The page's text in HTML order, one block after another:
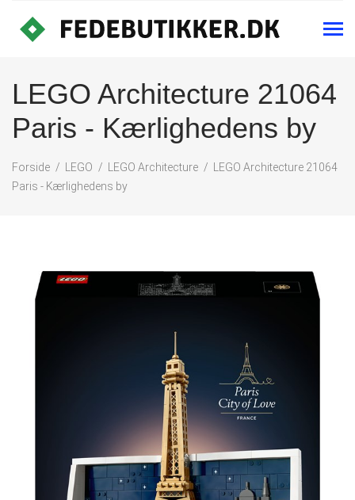
LEGO Architecture 21064
Paris - Kærlighedens by
Forside LEGO LEGO Architecture
LEGO Architecture 21064
Paris - Kærlighedens by